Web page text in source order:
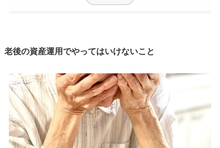
老後の資産運用でやってはいけないこと